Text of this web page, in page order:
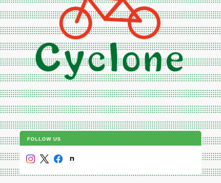
FOLLOW US